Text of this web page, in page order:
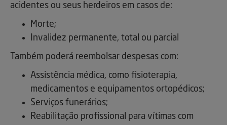
acidentes ou seus herdeiros em casos de:
Morte;
Invalidez permanente, total ou parcial
Também poderá reembolsar despesas com:
Assistência médica, como fisioterapia,
medicamentos e equipamentos ortopédicos;
Serviços funerários;
Reabilitação profissional para vítimas com